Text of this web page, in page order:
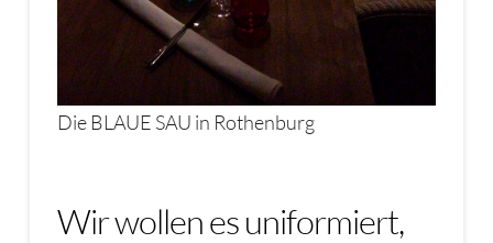
Die BLAUE SAU in Rothenburg
Wir wollen es uniformiert,